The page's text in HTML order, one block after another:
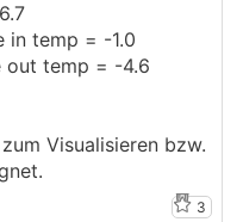
in temp = -1.0
out temp = -4.6
Visualisieren bzw.
3